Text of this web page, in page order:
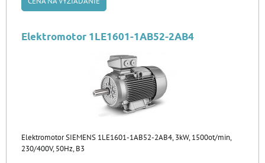
Elektromotor 1LE1601-1AB52-2AB4
Elektromotor SIEMENS 1LE1601-1AB52-2AB4, 3kW, 1500ot/min,
230/400V, 50Hz, B3